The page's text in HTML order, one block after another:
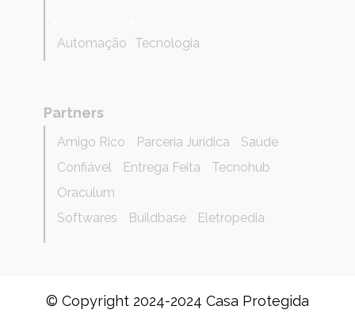
Automação Tecnologia
Partners
Amigo Rico Parceria Jurídica
Saúde
Confiável
Entrega Feita
Tecnohub
Oraculum
Softwares
Buildbase Eletropedia
© Copyright 2024-2024 Casa Protegida